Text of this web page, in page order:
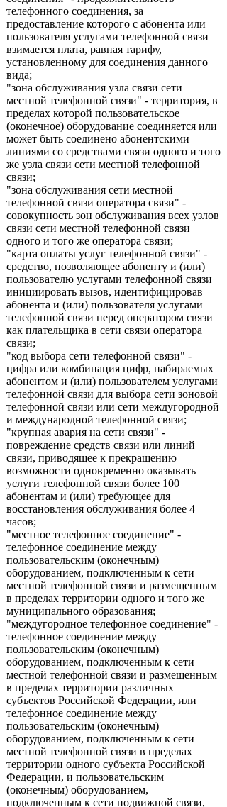
телефонного соединения, за
предоставление которого с абонента или
пользователя услугами телефонной связи
взимается плата, равная тарифу,
установленному для соединения данного
вида;
"зона обслуживания узла связи сети
местной телефонной связи" - территория, в
пределах которой пользовательское
(оконечное) оборудование соединяется или
может быть соединено абонентскими
линиями со средствами связи одного и того
же узла связи сети местной телефонной
связи;
"зона обслуживания сети местной
телефонной связи оператора связи" -
совокупность зон обслуживания всех узлов
связи сети местной телефонной связи
одного и того же оператора связи;
"карта оплаты услуг телефонной связи" -
средство, позволяющее абоненту и (или)
пользователю услугами телефонной связи
инициировать вызов, идентифицировав
абонента и (или) пользователя услугами
телефонной связи перед оператором связи
как плательщика в сети связи оператора
связи;
"код выбора сети телефонной связи" -
цифра или комбинация цифр, набираемых
абонентом и (или) пользователем услугами
телефонной связи для выбора сети зоновой
телефонной связи или сети междугородной
и международной телефонной связи;
"крупная авария на сети связи" -
повреждение средств связи или линий
связи, приводящее к прекращению
возможности одновременно оказывать
услуги телефонной связи более 100
абонентам и (или) требующее для
восстановления обслуживания более 4
часов;
"местное телефонное соединение" -
телефонное соединение между
пользовательским (оконечным)
оборудованием, подключенным к сети
местной телефонной связи и размещенным
в пределах территории одного и того же
муниципального образования;
"междугородное телефонное соединение" -
телефонное соединение между
пользовательским (оконечным)
оборудованием, подключенным к сети
местной телефонной связи и размещенным
в пределах территории различных
субъектов Российской Федерации, или
телефонное соединение между
пользовательским (оконечным)
оборудованием, подключенным к сети
местной телефонной связи в пределах
территории одного субъекта Российской
Федерации, и пользовательским
(оконечным) оборудованием,
подключенным к сети подвижной связи,